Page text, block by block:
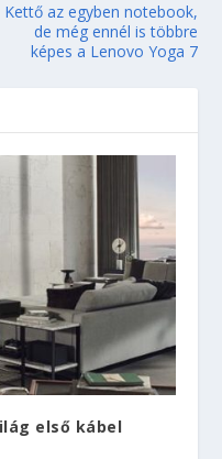
Kettő az egyben notebook,
de még ennél is többre
képes a Lenovo Yoga 7
első kábel